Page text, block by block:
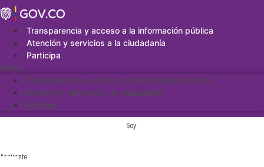
Saltar
al
contenidoTransparencia y acceso a la información pública
Atención y servicios a la ciudadanía
Participa
Menu
Transparencia y acceso a la información pública
Atención y servicios a la ciudadanía
Participa
Soy:
Aspirante